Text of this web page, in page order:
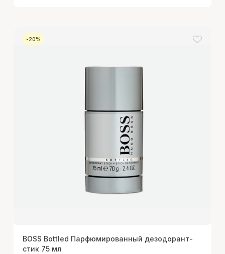
-20%
BOSS Bottled Парфюмированный дезодорант-
стик 75 мл